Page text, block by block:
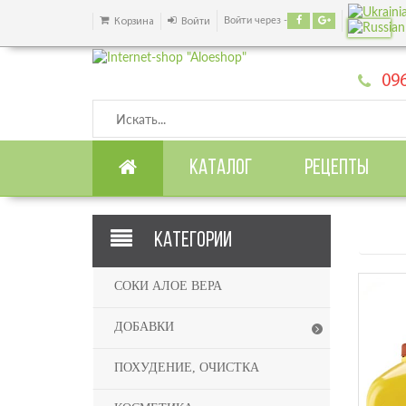
Корзина Войти Войти через -
КАТАЛОГ РЕЦЕПТЫ
КАТЕГОРИИ
СОКИ АЛОЕ ВЕРА
ДОБАВКИ
ПОХУДЕНИЕ, ОЧИСТКА